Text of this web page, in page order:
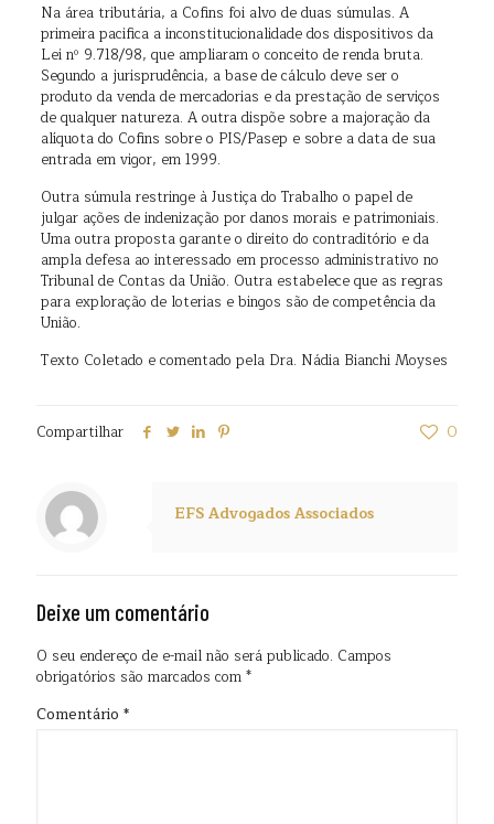
Na área tributária, a Cofins foi alvo de duas súmulas. A
primeira pacifica a inconstitucionalidade dos dispositivos da
Lei nº 9.718/98, que ampliaram o conceito de renda bruta.
Segundo a jurisprudência, a base de cálculo deve ser o
produto da venda de mercadorias e da prestação de serviços
de qualquer natureza. A outra dispõe sobre a majoração da
alíquota do Cofins sobre o PIS/Pasep e sobre a data de sua
entrada em vigor, em 1999.
Outra súmula restringe à Justiça do Trabalho o papel de
julgar ações de indenização por danos morais e patrimoniais.
Uma outra proposta garante o direito do contraditório e da
ampla defesa ao interessado em processo administrativo no
Tribunal de Contas da União. Outra estabelece que as regras
para exploração de loterias e bingos são de competência da
União.
Texto Coletado e comentado pela Dra. Nádia Bianchi Moyses
Compartilhar 0
EFS Advogados Associados
Deixe um comentário
O seu endereço de e-mail não será publicado. Campos
obrigatórios são marcados com*
Comentário *